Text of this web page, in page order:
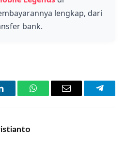
lengkap, dari
bank.
WhatsAppEmail